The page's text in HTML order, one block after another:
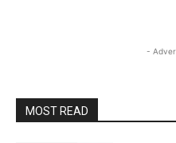
-
MOST READ